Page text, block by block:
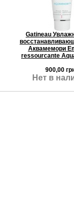
Gatineau
Аквамемори
ressourcante
900,00
Нет в